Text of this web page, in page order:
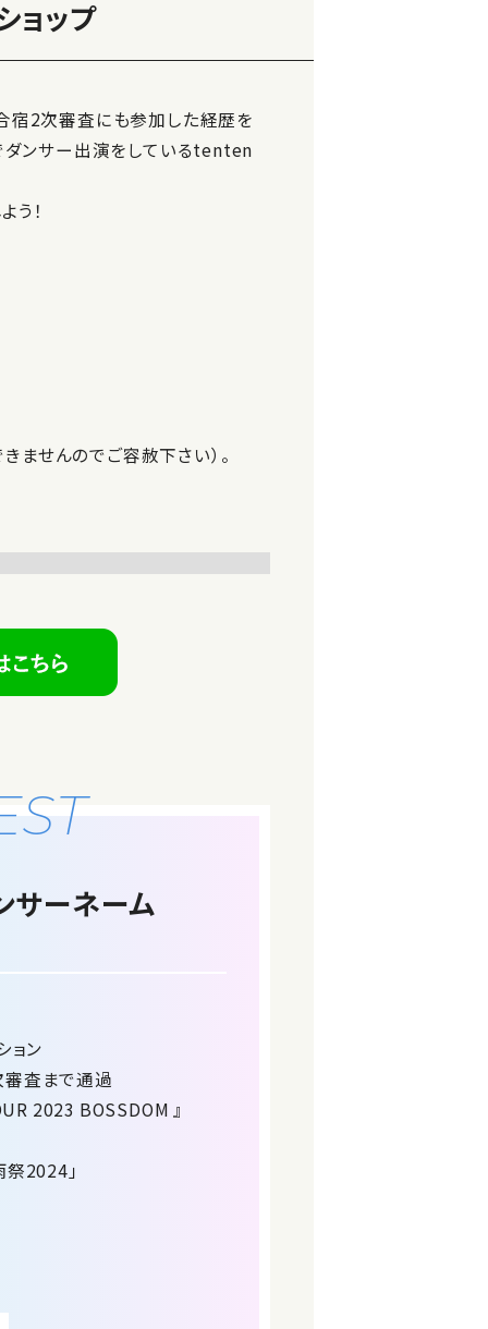
ョップ
宿2次審査にも参加した経歴を
ダンサー出演をしているtenten
う！
ませんのでご容赦下さい）。
ーネーム
ョン
審査まで通過
2023 BOSSDOM 』
祭2024」